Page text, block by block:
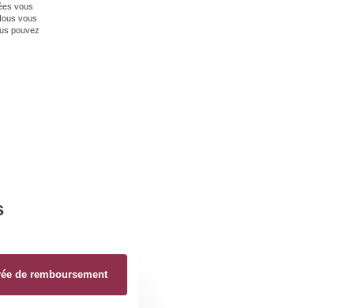
vous
vous
pouvez
de remboursement